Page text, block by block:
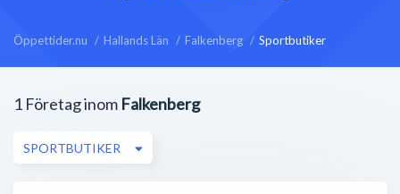
Öppettider.nu Hallands Län Falkenberg Sportbutiker
1 Företag inom Falkenberg
SPORTBUTIKER